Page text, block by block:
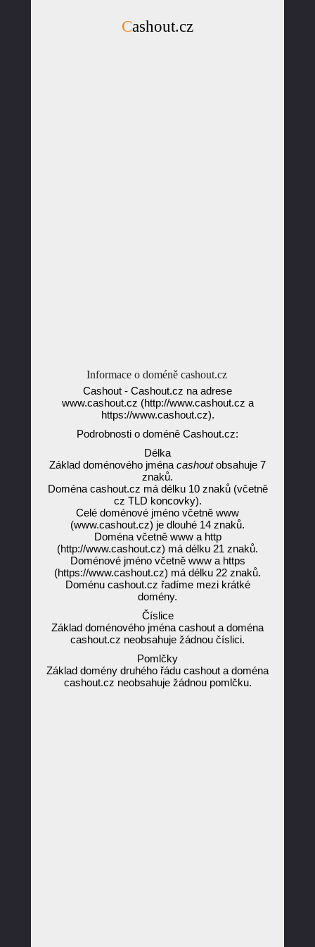
Cashout.cz
Informace o doméně cashout.cz
Cashout - Cashout.cz na adrese
www.cashout.cz (http://www.cashout.cz a
https://www.cashout.cz).
Podrobnosti o doméně Cashout.cz:
Délka
Základ doménového jména cashoutobsahuje 7
znaků.
Doména cashout.cz má délku 10 znaků (včetně
cz TLD koncovky).
Celé doménové jméno včetně www
(www.cashout.cz) je dlouhé 14 znaků.
Doména včetně www a http
(http://www.cashout.cz) má délku 21 znaků.
Doménové jméno včetně www a https
(https://www.cashout.cz) má délku 22 znaků.
Doménu cashout.cz řadíme mezi krátké
domény.
Číslice
Základ doménového jména cashout a doména
cashout.cz neobsahuje žádnou číslici.
Pomlčky
Základ domény druhého řádu cashout a doména
cashout.cz neobsahuje žádnou pomlčku.